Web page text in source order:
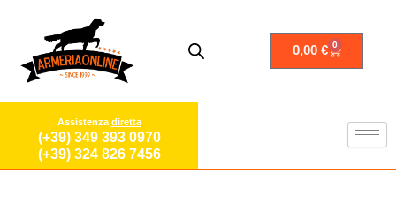
contenuto
0,00€ 0
Carrello
Assistenza diretta
(+39) 349 393 0970
(+39) 324 826 7456